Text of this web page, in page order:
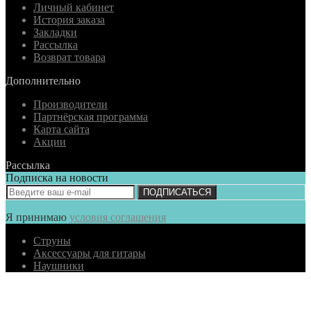
Личный кабинет
История заказа
Закладки
Рассылка
Возврат товара
Дополнительно
Производители
Партнёрская программа
Карта сайта
Акции
Рассылка
Подписка на новости
ПОДПИСАТЬСЯ
Я принимаю условия соглашения
Струны
Аксессуары для гитары
Наушники